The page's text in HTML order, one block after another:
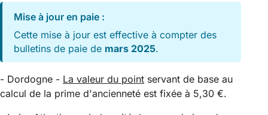
Mise à jour en paie :
Cette mise à jour est effective à compter des
bulletins de paie de mars 2025.
- Dordogne - La valeur du point servant de base au
calcul de la prime d'ancienneté est fixée à 5,30 €.